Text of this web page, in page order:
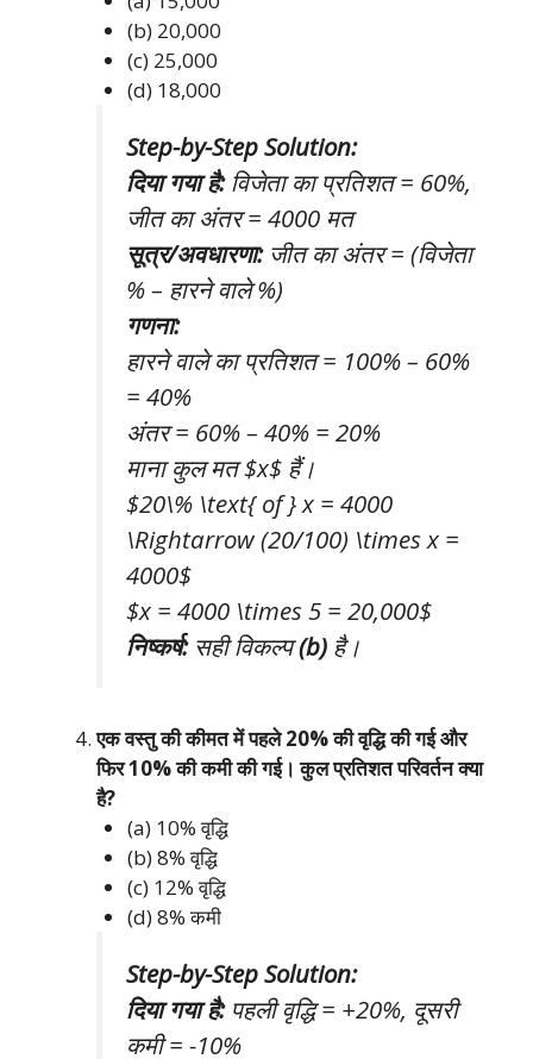
(b) 20,000
(c) 25,000
(d) 18,000
Step-by-Step Solution:
दिया गया है:विजेता का प्रतिशत = 60%,
जीत का अंतर = 4000 मत
सूत्र/अवधारणा:जीत का अंतर = (विजेता
% – हारने वाले %)
गणना:
हारने वाले का प्रतिशत = 100% – 60%
= 40%
अंतर = 60% – 40% = 20%
माना कुल मत $x$ हैं।
$20\% \text{ of } x = 4000
\Rightarrow (20/100) \times x =
4000$
$x = 4000 \times 5 = 20,000$
निष्कर्ष:सही विकल्प(b) है।
एक वस्तु की कीमत में पहले 20% की वृद्धि की गई और
फिर 10% की कमी की गई। कुल प्रतिशत परिवर्तन क्या
है?
(a) 10% वृद्धि
(b) 8% वृद्धि
(c) 12% वृद्धि
(d) 8% कमी
Step-by-Step Solution:
दिया गया है:पहली वृद्धि = +20%, दूसरी
कमी = -10%